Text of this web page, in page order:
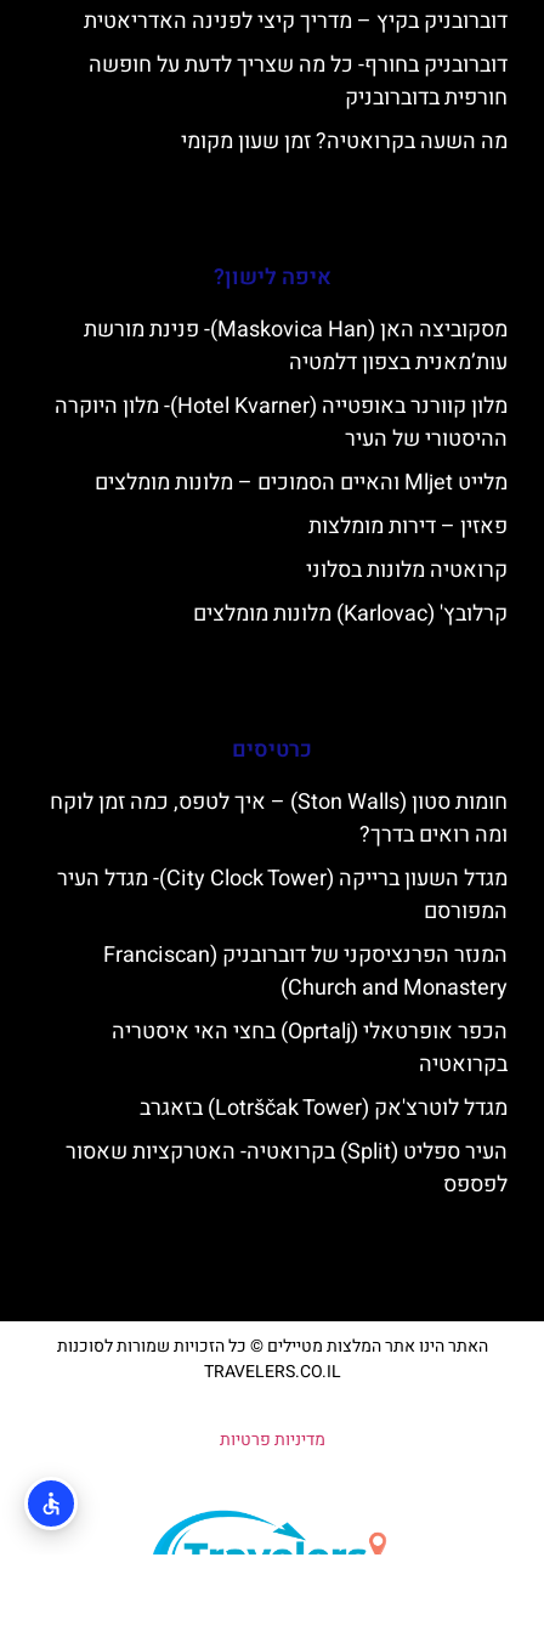
דוברובניק בקיץ – מדריך קיצי לפנינה האדריאטית
דוברובניק בחורף- כל מה שצריך לדעת על חופשה
חורפית בדוברובניק
מה השעה בקרואטיה? זמן שעון מקומי
איפה לישון?
מסקוביצה האן (Maskovica Han)- פנינת מורשת
עות’מאנית בצפון דלמטיה
מלון קוורנר באופטייה (Hotel Kvarner)- מלון היוקרה
ההיסטורי של העיר
מלייט Mljet והאיים הסמוכים – מלונות מומלצים
פאזין – דירות מומלצות
קרואטיה מלונות בסלוני
קרלובץ' (Karlovac) מלונות מומלצים
כרטיסים
חומות סטון (Ston Walls) – איך לטפס, כמה זמן לוקח
ומה רואים בדרך?
מגדל השעון ברייקה (City Clock Tower)- מגדל העיר
המפורסם
המנזר הפרנציסקני של דוברובניק (Franciscan
Church and Monastery)
הכפר אופרטאלי (Oprtalj) בחצי האי איסטריה
בקרואטיה
מגדל לוטרצ'אק (Lotrščak Tower) בזאגרב
העיר ספליט (Split) בקרואטיה- האטרקציות שאסור
לפספס
האתר הינו אתר המלצות מטיילים © כל הזכויות שמורות לסוכנות
TRAVELERS.CO.IL
מדיניות פרטיות